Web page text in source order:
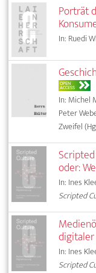
Porträt
In: Ruedi
OPEN
ACCESS
In: Michel
Peter
Zweifel
oder:
In: Ines
Scripted
In: Ines
Scripted